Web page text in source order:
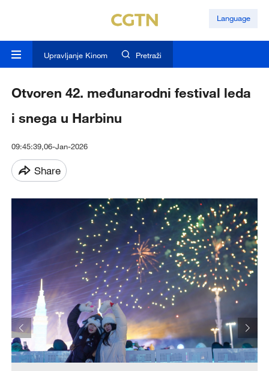
Language
Upravljanje Kinom Pretraži
Otvoren 42. međunarodni festival leda
i snega u Harbinu
09:45:39,06-Jan-2026
Share